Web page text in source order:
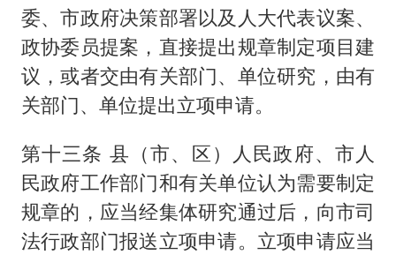
委、市政府决策部署以及人大代表议案、
政协委员提案，直接提出规章制定项目建
议，或者交由有关部门、单位研究，由有
关部门、单位提出立项申请。
第十三条 县（市、区）人民政府、市人
民政府工作部门和有关单位认为需要制定
规章的，应当经集体研究通过后，向市司
法行政部门报送立项申请。立项申请应当